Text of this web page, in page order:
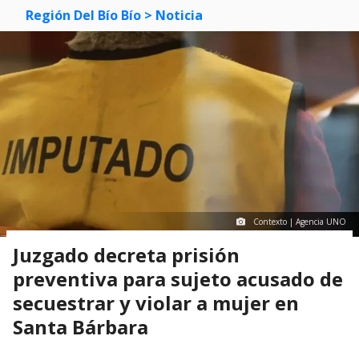
Región Del Bío Bío > Noticia
Contexto | Agencia UNO
Juzgado decreta prisión
preventiva para sujeto acusado de
secuestrar y violar a mujer en
Santa Bárbara